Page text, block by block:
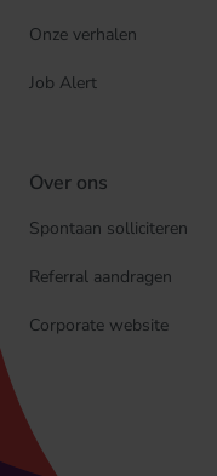
Onze verhalen
Job Alert
Over ons
Spontaan solliciteren
Referral aandragen
Corporate website